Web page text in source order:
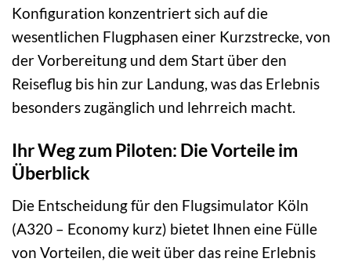
Konfiguration konzentriert sich auf die
wesentlichen Flugphasen einer Kurzstrecke, von
der Vorbereitung und dem Start über den
Reiseflug bis hin zur Landung, was das Erlebnis
besonders zugänglich und lehrreich macht.
Ihr Weg zum Piloten: Die Vorteile im
Überblick
Die Entscheidung für den Flugsimulator Köln
(A320 – Economy kurz) bietet Ihnen eine Fülle
von Vorteilen, die weit über das reine Erlebnis